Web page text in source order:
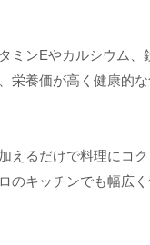
ミンEやカルシウム、
栄養価が高く健康的
えるだけで料理にコ
のキッチンでも幅広